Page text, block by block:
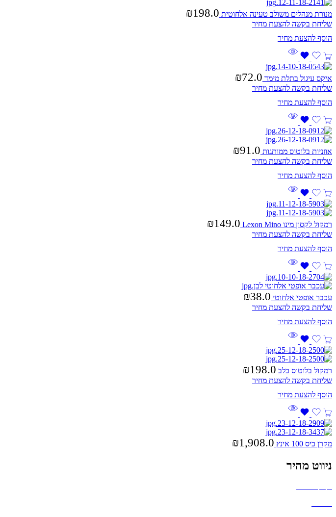
מנורת מנהלים משולב טעינה אלחוטית ₪198.0
שליחת בקשה להצעת מחיר
איקס עיגול בתלת מימד ₪72.0
שליחת בקשה להצעת מחיר
אוזניות בלוטוס ממותגות ₪91.0
שליחת בקשה להצעת מחיר
רמקול לקסון מינו Lexon Mino ₪149.0
שליחת בקשה להצעת מחיר
עכבר אופטי אלחוטי ₪38.0
שליחת בקשה להצעת מחיר
רמקול בלוטוס כלב ₪198.0
שליחת בקשה להצעת מחיר
מקרן כיס 100 אינץ ₪1,908.0
ניווט מהיר